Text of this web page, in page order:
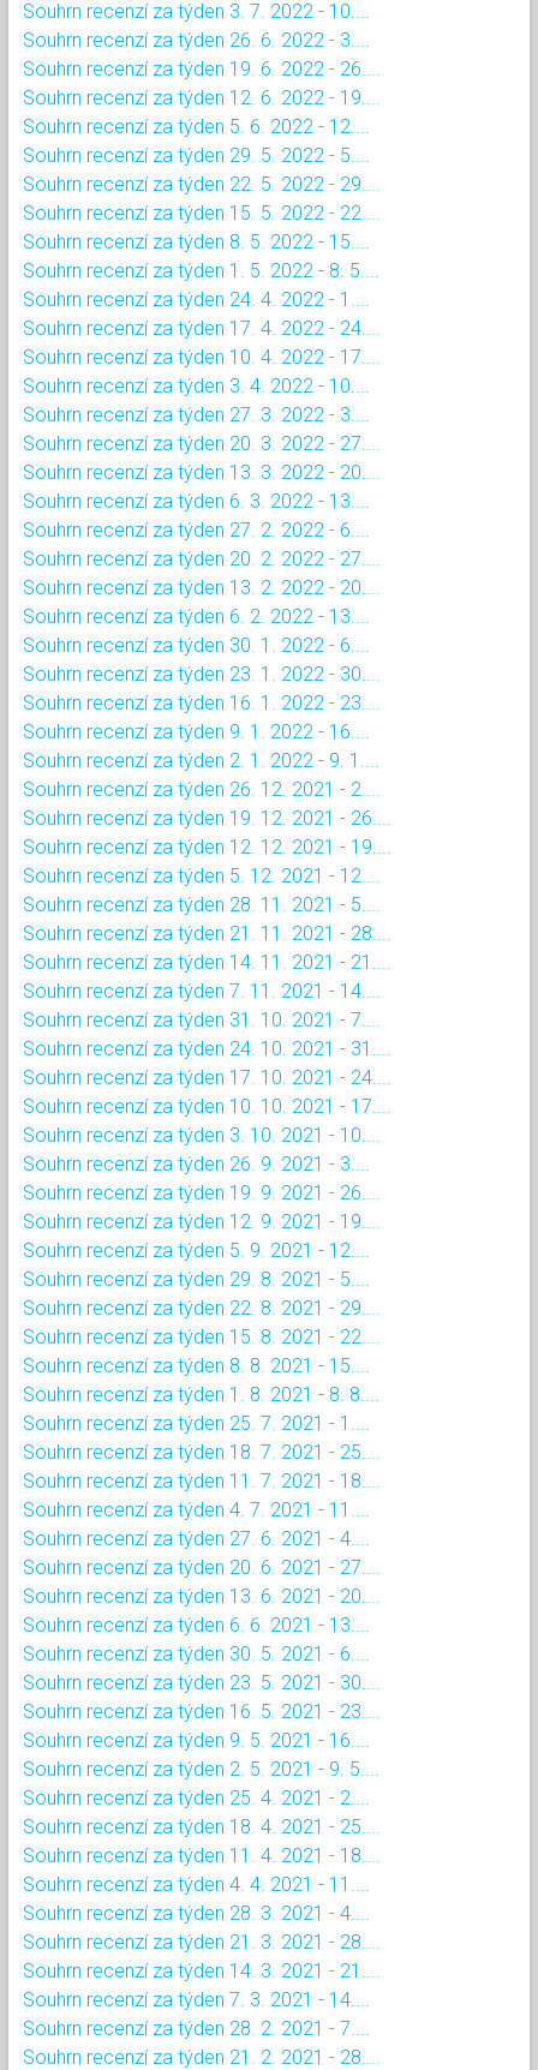
Souhrn recenzí za týden 3. 7. 2022 - 10....
Souhrn recenzí za týden 26. 6. 2022 - 3....
Souhrn recenzí za týden 19. 6. 2022 - 26....
Souhrn recenzí za týden 12. 6. 2022 - 19....
Souhrn recenzí za týden 5. 6. 2022 - 12....
Souhrn recenzí za týden 29. 5. 2022 - 5....
Souhrn recenzí za týden 22. 5. 2022 - 29....
Souhrn recenzí za týden 15. 5. 2022 - 22....
Souhrn recenzí za týden 8. 5. 2022 - 15....
Souhrn recenzí za týden 1. 5. 2022 - 8. 5....
Souhrn recenzí za týden 24. 4. 2022 - 1....
Souhrn recenzí za týden 17. 4. 2022 - 24....
Souhrn recenzí za týden 10. 4. 2022 - 17....
Souhrn recenzí za týden 3. 4. 2022 - 10....
Souhrn recenzí za týden 27. 3. 2022 - 3....
Souhrn recenzí za týden 20. 3. 2022 - 27....
Souhrn recenzí za týden 13. 3. 2022 - 20....
Souhrn recenzí za týden 6. 3. 2022 - 13....
Souhrn recenzí za týden 27. 2. 2022 - 6....
Souhrn recenzí za týden 20. 2. 2022 - 27....
Souhrn recenzí za týden 13. 2. 2022 - 20....
Souhrn recenzí za týden 6. 2. 2022 - 13....
Souhrn recenzí za týden 30. 1. 2022 - 6....
Souhrn recenzí za týden 23. 1. 2022 - 30....
Souhrn recenzí za týden 16. 1. 2022 - 23....
Souhrn recenzí za týden 9. 1. 2022 - 16....
Souhrn recenzí za týden 2. 1. 2022 - 9. 1....
Souhrn recenzí za týden 26. 12. 2021 - 2....
Souhrn recenzí za týden 19. 12. 2021 - 26....
Souhrn recenzí za týden 12. 12. 2021 - 19....
Souhrn recenzí za týden 5. 12. 2021 - 12....
Souhrn recenzí za týden 28. 11. 2021 - 5....
Souhrn recenzí za týden 21. 11. 2021 - 28....
Souhrn recenzí za týden 14. 11. 2021 - 21....
Souhrn recenzí za týden 7. 11. 2021 - 14....
Souhrn recenzí za týden 31. 10. 2021 - 7....
Souhrn recenzí za týden 24. 10. 2021 - 31....
Souhrn recenzí za týden 17. 10. 2021 - 24....
Souhrn recenzí za týden 10. 10. 2021 - 17....
Souhrn recenzí za týden 3. 10. 2021 - 10....
Souhrn recenzí za týden 26. 9. 2021 - 3....
Souhrn recenzí za týden 19. 9. 2021 - 26....
Souhrn recenzí za týden 12. 9. 2021 - 19....
Souhrn recenzí za týden 5. 9. 2021 - 12....
Souhrn recenzí za týden 29. 8. 2021 - 5....
Souhrn recenzí za týden 22. 8. 2021 - 29....
Souhrn recenzí za týden 15. 8. 2021 - 22....
Souhrn recenzí za týden 8. 8. 2021 - 15....
Souhrn recenzí za týden 1. 8. 2021 - 8. 8....
Souhrn recenzí za týden 25. 7. 2021 - 1....
Souhrn recenzí za týden 18. 7. 2021 - 25....
Souhrn recenzí za týden 11. 7. 2021 - 18....
Souhrn recenzí za týden 4. 7. 2021 - 11....
Souhrn recenzí za týden 27. 6. 2021 - 4....
Souhrn recenzí za týden 20. 6. 2021 - 27....
Souhrn recenzí za týden 13. 6. 2021 - 20....
Souhrn recenzí za týden 6. 6. 2021 - 13....
Souhrn recenzí za týden 30. 5. 2021 - 6....
Souhrn recenzí za týden 23. 5. 2021 - 30....
Souhrn recenzí za týden 16. 5. 2021 - 23....
Souhrn recenzí za týden 9. 5. 2021 - 16....
Souhrn recenzí za týden 2. 5. 2021 - 9. 5....
Souhrn recenzí za týden 25. 4. 2021 - 2....
Souhrn recenzí za týden 18. 4. 2021 - 25....
Souhrn recenzí za týden 11. 4. 2021 - 18....
Souhrn recenzí za týden 4. 4. 2021 - 11....
Souhrn recenzí za týden 28. 3. 2021 - 4....
Souhrn recenzí za týden 21. 3. 2021 - 28....
Souhrn recenzí za týden 14. 3. 2021 - 21....
Souhrn recenzí za týden 7. 3. 2021 - 14....
Souhrn recenzí za týden 28. 2. 2021 - 7....
Souhrn recenzí za týden 21. 2. 2021 - 28....